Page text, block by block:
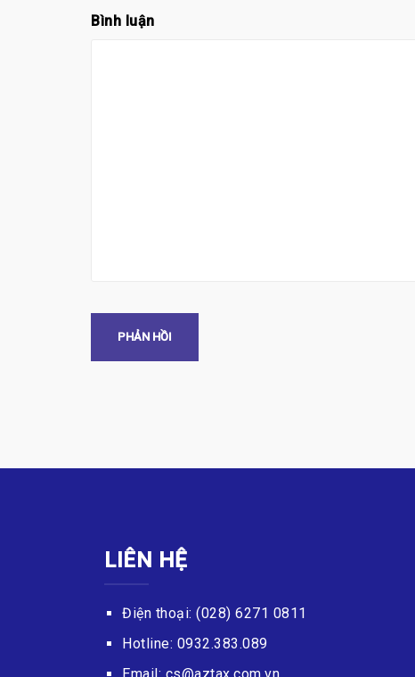
Bình luận
LIÊN HỆ
Điện thoại: (028) 6271 0811
Hotline: 0932.383.089